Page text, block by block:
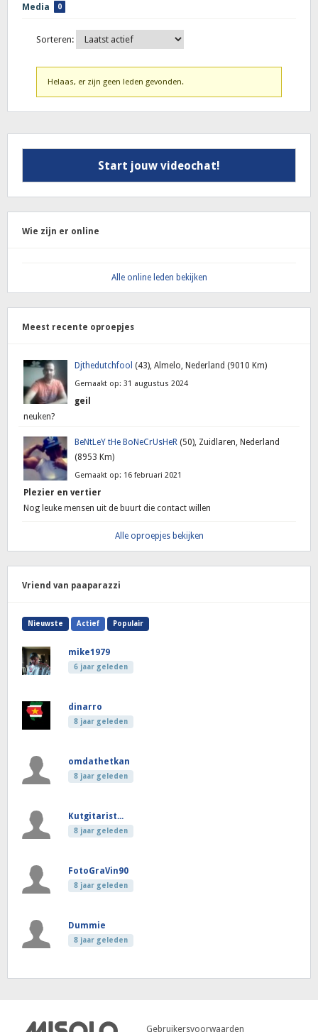
Media 0
Sorteren:
Helaas, er zijn geen leden gevonden.
Start jouw videochat!
Wie zijn er online
Alle online leden bekijken
Meest recente oproepjes
Djthedutchfool (43), Almelo, Nederland (9010 Km)
Gemaakt op: 31 augustus 2024
geil
neuken?
BeNtLeY tHe BoNeCrUsHeR (50), Zuidlaren, Nederland
(8953 Km)
Gemaakt op: 16 februari 2021
Plezier en vertier
Nog leuke mensen uit de buurt die contact willen
Alle oproepjes bekijken
Vriend van paaparazzi
Nieuwste Actief Populair
mike1979
6 jaar geleden
dinarro
8 jaar geleden
omdathetkan
8 jaar geleden
Kutgitarist...
8 jaar geleden
FotoGraVin90
8 jaar geleden
Dummie
8 jaar geleden
Gebruikersvoorwaarden